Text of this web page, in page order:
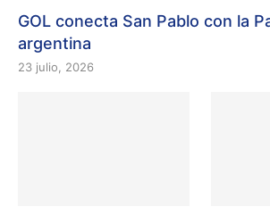
GOL conecta San Pablo con la
argentina
23 julio, 2026